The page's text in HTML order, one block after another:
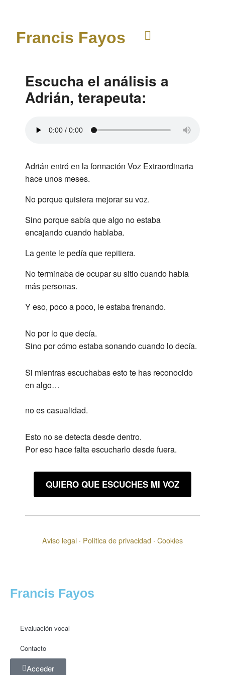
Francis Fayos
Escucha el análisis a
Adrián, terapeuta:
Adrián entró en la formación Voz Extraordinaria
hace unos meses.
No porque quisiera mejorar su voz.
Sino porque sabía que algo no estaba
encajando cuando hablaba.
La gente le pedía que repitiera.
No terminaba de ocupar su sitio cuando había
más personas.
Y eso, poco a poco, le estaba frenando.
No por lo que decía.
Sino por cómo estaba sonando cuando lo decía.
Si mientras escuchabas esto te has reconocido
en algo…
no es casualidad.
Esto no se detecta desde dentro.
Por eso hace falta escucharlo desde fuera.
QUIERO QUE ESCUCHES MI VOZ
Aviso legal · Política de privacidad · Cookies
Francis Fayos
Evaluación vocal
Contacto
Acceder